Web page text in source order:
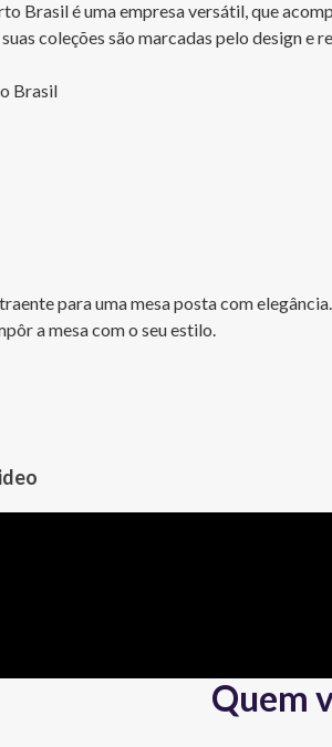
Brasil é uma empresa versátil, que
coleções são marcadas pelo design e
Brasil
para uma mesa posta com
a mesa com o seu estilo.
Quem